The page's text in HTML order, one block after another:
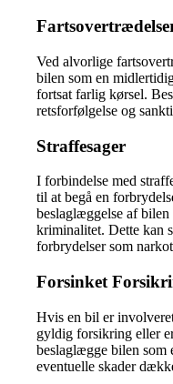
Ved alvorlige
bilen som en
fortsat farlig kørsel.
retsforfølgelse og
Straffesager
I forbindelse med
til at begå en
beslaglæggelse af
kriminalitet. Dette kan
forbrydelser som
Forsinket
Hvis en bil er
gyldig forsikring eller
beslaglægge bilen som
eventuelle skader